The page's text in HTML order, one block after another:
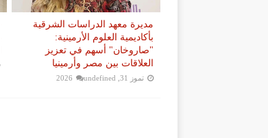
مديرة معهد الدراسات الشرقية
بأكاديمية العلوم الأرمينية:
"صاروخان" أسهم في تعزيز
العلاقات بين مصر وأرمينيا
تموز 31, 2026 undefined